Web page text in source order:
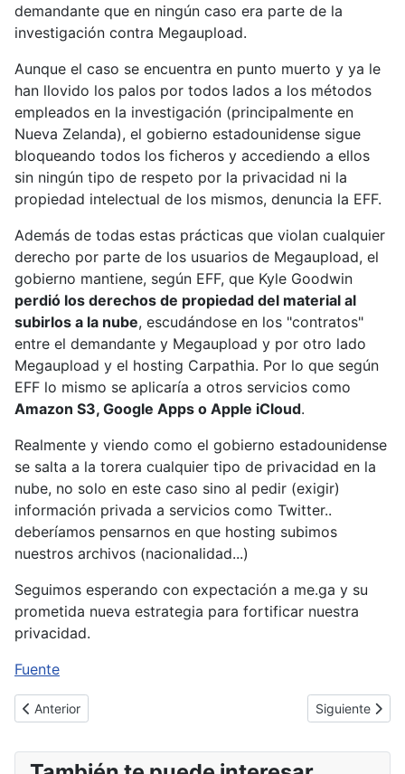
demandante que en ningún caso era parte de la
investigación contra Megaupload.
Aunque el caso se encuentra en punto muerto y ya le
han llovido los palos por todos lados a los métodos
empleados en la investigación (principalmente en
Nueva Zelanda), el gobierno estadounidense sigue
bloqueando todos los ficheros y accediendo a ellos
sin ningún tipo de respeto por la privacidad ni la
propiedad intelectual de los mismos, denuncia la EFF.
Además de todas estas prácticas que violan cualquier
derecho por parte de los usuarios de Megaupload, el
gobierno mantiene, según EFF, que Kyle Goodwin
perdió los derechos de propiedad del material al
subirlos a la nube, escudándose en los "contratos"
entre el demandante y Megaupload y por otro lado
Megaupload y el hosting Carpathia. Por lo que según
EFF lo mismo se aplicaría a otros servicios como
Amazon S3, Google Apps o Apple iCloud.
Realmente y viendo como el gobierno estadounidense
se salta a la torera cualquier tipo de privacidad en la
nube, no solo en este caso sino al pedir (exigir)
información privada a servicios como Twitter..
deberíamos pensarnos en que hosting subimos
nuestros archivos (nacionalidad...)
Seguimos esperando con expectación a me.ga y su
prometida nueva estrategia para fortificar nuestra
privacidad.
Fuente
Artículo anterior: Inyección CRLF (CRLF Injection / HTTP
Anterior Artículo
Siguiente